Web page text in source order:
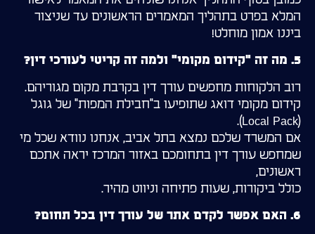
המלא בפרט בתהליך המאמרים הראשונים עד שניצור
ביננו אמון מוחלט!
5. מה זה "קידום מקומי" ולמה זה קריטי לעורכי דין?
רוב הלקוחות מחפשים עורך דין בקרבת מקום מגוריהם.
קידום מקומי דואג שתופיעו ב"חבילת המפות" של גוגל
(Local Pack).
אם המשרד שלכם נמצא בתל אביב, אנחנו נוודא שכל מי
שמחפש עורך דין בתחומכם באזור המרכז יראה אתכם
ראשונים,
כולל ביקורות, שעות פתיחה וניווט מהיר.
6. האם אפשר לקדם אתר של עורך דין בכל תחום?